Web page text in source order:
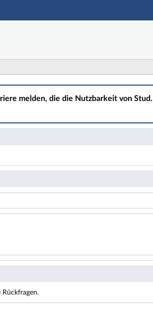
melden, die die Nutzbarkeit von
Rückfragen.